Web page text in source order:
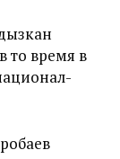
то время в